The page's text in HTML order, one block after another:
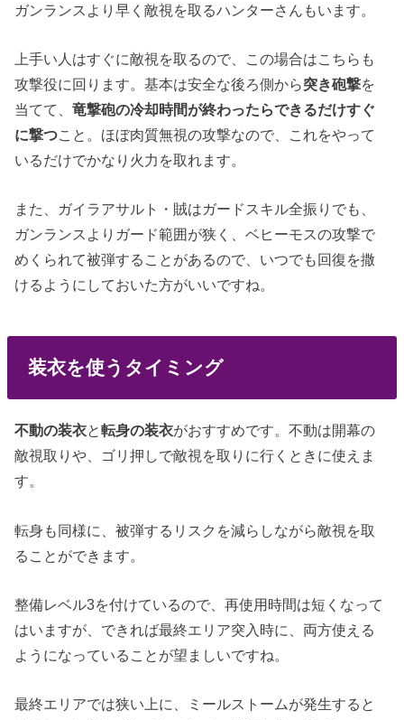
ガンランスより早く敵視を取るハンターさんもいます。
上手い人はすぐに敵視を取るので、この場合はこちらも
攻撃役に回ります。基本は安全な後ろ側から突き砲撃を
当てて、竜撃砲の冷却時間が終わったらできるだけすぐ
に撃つこと。ほぼ肉質無視の攻撃なので、これをやって
いるだけでかなり火力を取れます。
また、ガイラアサルト・賊はガードスキル全振りでも、
ガンランスよりガード範囲が狭く、ベヒーモスの攻撃で
めくられて被弾することがあるので、いつでも回復を撒
けるようにしておいた方がいいですね。
装衣を使うタイミング
不動の装衣と転身の装衣がおすすめです。不動は開幕の
敵視取りや、ゴリ押しで敵視を取りに行くときに使えま
す。
転身も同様に、被弾するリスクを減らしながら敵視を取
ることができます。
整備レベル3を付けているので、再使用時間は短くなって
はいますが、できれば最終エリア突入時に、両方使える
ようになっていることが望ましいですね。
最終エリアでは狭い上に、ミールストームが発生すると